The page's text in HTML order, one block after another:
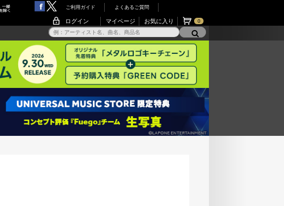
ご利用ガイド よくあるご質問
ログイン マイページ お気に入り 0